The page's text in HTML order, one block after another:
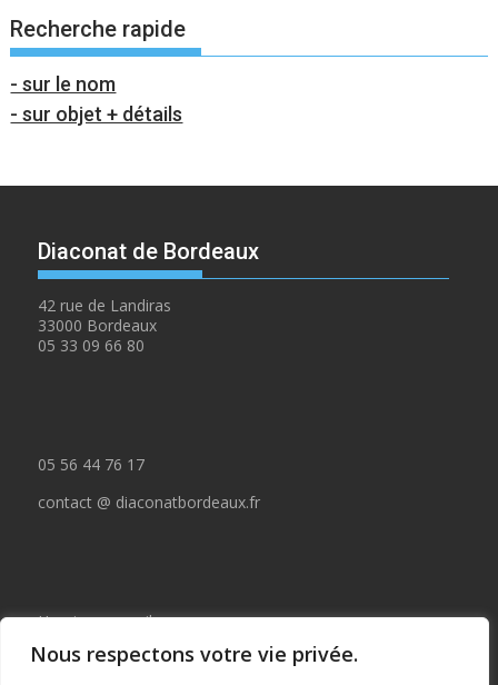
Nous respectons votre vie privée.
Recherche rapide
- sur le nom
- sur objet + détails
Diaconat de Bordeaux
42 rue de Landiras
33000 Bordeaux
05 33 09 66 80
05 56 44 76 17
contact @ diaconatbordeaux.fr
Horaires accueil :
du lundi au jeudi de 09:00 à 12:30